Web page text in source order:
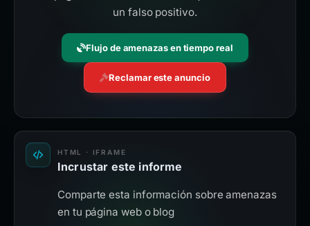
un falso positivo.
Flujo de amenazas en tiempo real
Reclamar este anuncio
HTML · IFRAME
Incrustar este informe
Comparte esta información sobre amenazas
en tu página web o blog